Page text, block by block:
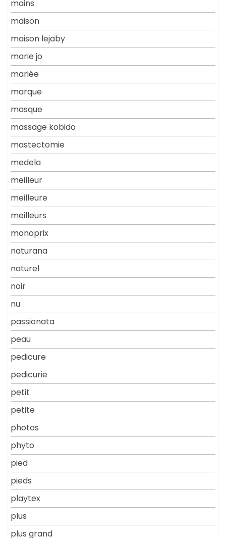
mains
maison
maison lejaby
marie jo
mariée
marque
masque
massage kobido
mastectomie
medela
meilleur
meilleure
meilleurs
monoprix
naturana
naturel
noir
nu
passionata
peau
pedicure
pedicurie
petit
petite
photos
phyto
pied
pieds
playtex
plus
plus grand